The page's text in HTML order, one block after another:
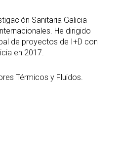
Sanitaria Galicia
He dirigido
de proyectos de I+D con
en 2017.
Térmicos y Fluidos.